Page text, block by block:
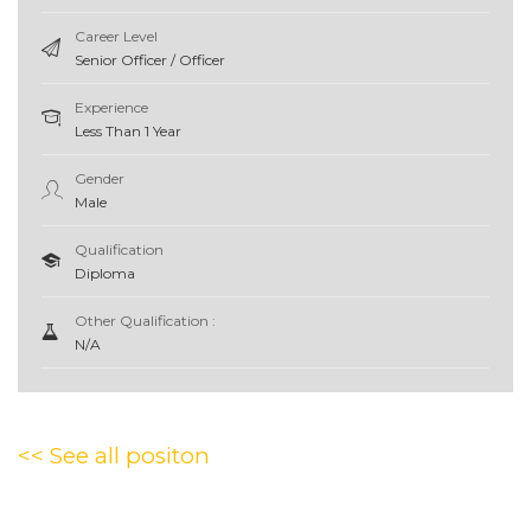
Career Level
Senior Officer / Officer
Experience
Less Than 1 Year
Gender
Male
Qualification
Diploma
Other Qualification :
N/A
<< See all positon